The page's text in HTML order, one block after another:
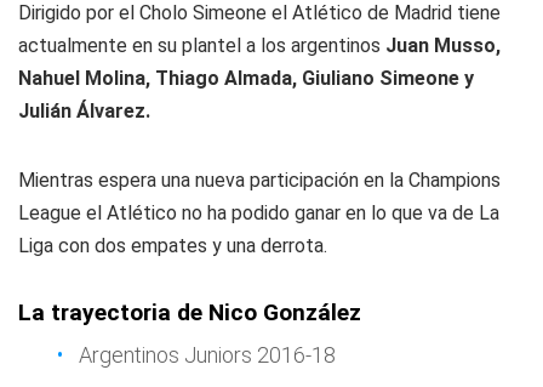
Dirigido por el Cholo Simeone el Atlético de Madrid tiene
actualmente en su plantel a los argentinos Juan Musso,
Nahuel Molina, Thiago Almada, Giuliano Simeone y
Julián Álvarez.
Mientras espera una nueva participación en la Champions
League el Atlético no ha podido ganar en lo que va de La
Liga con dos empates y una derrota.
La trayectoria de Nico González
Argentinos Juniors 2016-18